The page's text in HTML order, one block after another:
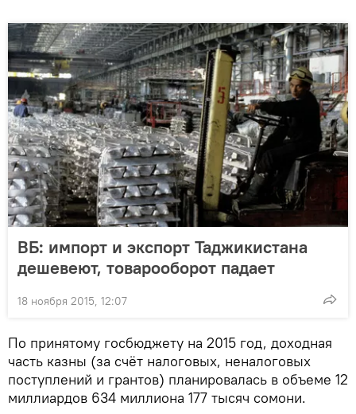
ВБ: импорт и экспорт Таджикистана
дешевеют, товарооборот падает
18 ноября 2015, 12:07
По принятому госбюджету на 2015 год, доходная
часть казны (за счёт налоговых, неналоговых
поступлений и грантов) планировалась в объеме 12
миллиардов 634 миллиона 177 тысяч сомони.